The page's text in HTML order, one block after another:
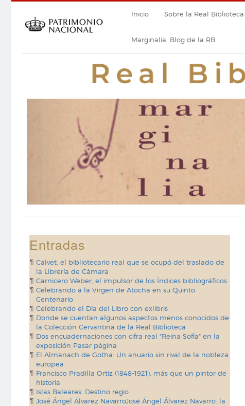
contenido
Navegación
principal
Inicio Sobre la Real Biblioteca
Marginalia. Blog de la RB
Entradas
Calvet, el bibliotecario real que se ocupó del traslado de
la Librería de Cámara
Carnicero Weber, el impulsor de los Índices bibliográficos
Celebrando a la Virgen de Atocha en su Quinto
Centenario
Celebrando el Día del Libro con exlibris
Donde se cuentan algunos aspectos menos conocidos de
la Colección Cervantina de la Real Biblioteca
Dos encuadernaciones con cifra real "Reina Sofía" en la
exposición Pasar página
El Almanach de Gotha: Un anuario sin rival de la nobleza
europea
Francisco Pradilla Ortiz (1848-1921), más que un pintor de
historia
Islas Baleares: Destino regio
José Ángel Álvarez NavarroJosé Ángel Álvarez Navarro: la